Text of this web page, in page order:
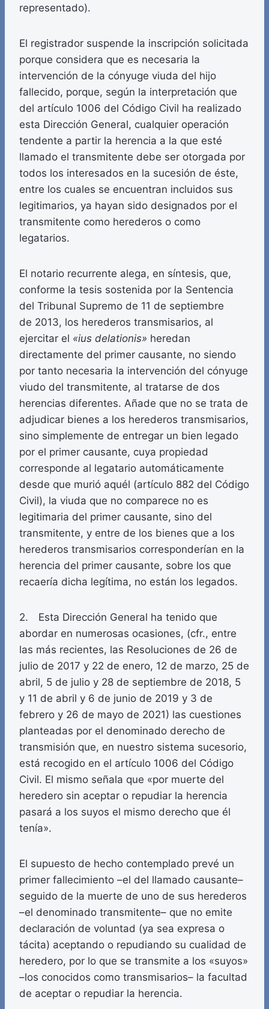
representado).
El registrador suspende la inscripción solicitada
porque considera que es necesaria la
intervención de la cónyuge viuda del hijo
fallecido, porque, según la interpretación que
del artículo 1006 del Código Civil ha realizado
esta Dirección General, cualquier operación
tendente a partir la herencia a la que esté
llamado el transmitente debe ser otorgada por
todos los interesados en la sucesión de éste,
entre los cuales se encuentran incluidos sus
legitimarios, ya hayan sido designados por el
transmitente como herederos o como
legatarios.
El notario recurrente alega, en síntesis, que,
conforme la tesis sostenida por la Sentencia
del Tribunal Supremo de 11 de septiembre
de 2013, los herederos transmisarios, al
ejercitar el «ius delationis» heredan
directamente del primer causante, no siendo
por tanto necesaria la intervención del cónyuge
viudo del transmitente, al tratarse de dos
herencias diferentes. Añade que no se trata de
adjudicar bienes a los herederos transmisarios,
sino simplemente de entregar un bien legado
por el primer causante, cuya propiedad
corresponde al legatario automáticamente
desde que murió aquél (artículo 882 del Código
Civil), la viuda que no comparece no es
legitimaria del primer causante, sino del
transmitente, y entre de los bienes que a los
herederos transmisarios corresponderían en la
herencia del primer causante, sobre los que
recaería dicha legítima, no están los legados.
2. Esta Dirección General ha tenido que
abordar en numerosas ocasiones, (cfr., entre
las más recientes, las Resoluciones de 26 de
julio de 2017 y 22 de enero, 12 de marzo, 25 de
abril, 5 de julio y 28 de septiembre de 2018, 5
y 11 de abril y 6 de junio de 2019 y 3 de
febrero y 26 de mayo de 2021) las cuestiones
planteadas por el denominado derecho de
transmisión que, en nuestro sistema sucesorio,
está recogido en el artículo 1006 del Código
Civil. El mismo señala que «por muerte del
heredero sin aceptar o repudiar la herencia
pasará a los suyos el mismo derecho que él
tenía».
El supuesto de hecho contemplado prevé un
primer fallecimiento –el del llamado causante–
seguido de la muerte de uno de sus herederos
–el denominado transmitente– que no emite
declaración de voluntad (ya sea expresa o
tácita) aceptando o repudiando su cualidad de
heredero, por lo que se transmite a los «suyos»
–los conocidos como transmisarios– la facultad
de aceptar o repudiar la herencia.